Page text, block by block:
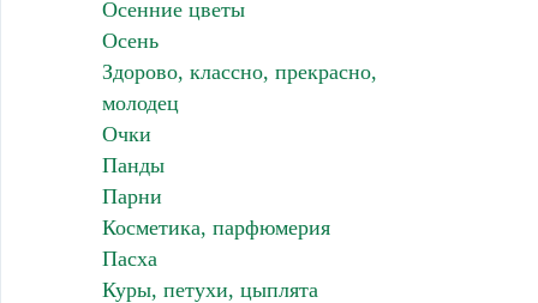
Осенние цветы
Осень
Здорово, классно, прекрасно,
молодец
Очки
Панды
Парни
Косметика, парфюмерия
Пасха
Куры, петухи, цыплята